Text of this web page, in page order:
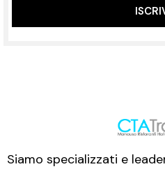
Siamo specializzati e